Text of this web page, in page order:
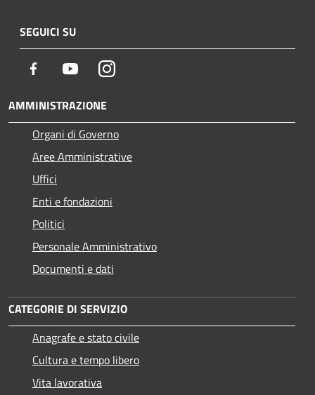
SEGUICI SU
Facebook YoutubeInstagram
AMMINISTRAZIONE
Organi di Governo
Aree Amministrative
Uffici
Enti e fondazioni
Politici
Personale Amministrativo
Documenti e dati
CATEGORIE DI SERVIZIO
Anagrafe e stato civile
Cultura e tempo libero
Vita lavorativa